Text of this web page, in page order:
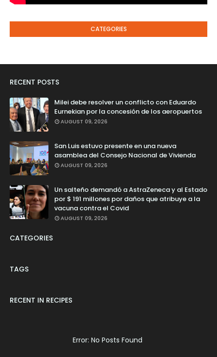
CATEGORIES
RECENT POSTS
Milei debe resolver un conflicto con Eduardo
Eurnekian por la concesión de los aeropuertos
AUGUST 09, 2026
San Luis estuvo presente en una nueva
asamblea del Consejo Nacional de Vivienda
AUGUST 09, 2026
Un salteño demandó a AstraZeneca y al Estado
por $ 191 millones por daños que atribuye a la
vacuna contra el Covid
AUGUST 09, 2026
CATEGORIES
TAGS
RECENT IN RECIPES
Error: No Posts Found